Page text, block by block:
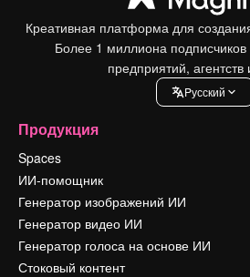
Креативная платформа для
Более 1 миллиона подписчиков
предприятий, агентств
Pусский
Продукция
Spaces
ИИ-помощник
Генератор изображений ИИ
Генератор видео ИИ
Генератор голоса на основе ИИ
Стоковый контент